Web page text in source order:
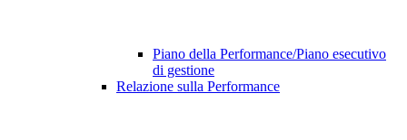
Piano della Performance/Piano esecutivo
di gestione
Relazione sulla Performance